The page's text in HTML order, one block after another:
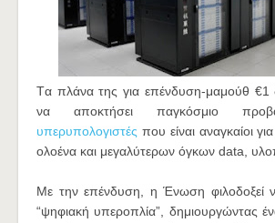
Tα πλάνα της για επένδυση-μαμούθ €1
να αποκτήσει παγκόσμιο
υπερυπολογιστές που είναι αναγκαίοι
ολοένα και μεγαλύτερων όγκων data,
Mε την επένδυση, η Ένωση φιλοδοξεί
“ψηφιακή υπεροπλία”, δημιουργώντας